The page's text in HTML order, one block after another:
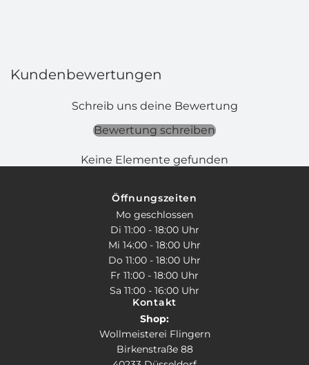
Kundenbewertungen
Schreib uns deine Bewertung
Bewertung schreiben
Keine Elemente gefunden
Öffnungszeiten
Mo geschlossen
Di 11:00 - 18:00 Uhr
Mi 14:00 - 18:00 Uhr
Do 11:00 - 18:00 Uhr
Fr 11:00 - 18:00 Uhr
Sa 11:00 - 16:00 Uhr
Kontakt
Shop:
Wollmeisterei Flingern
Birkenstraße 88